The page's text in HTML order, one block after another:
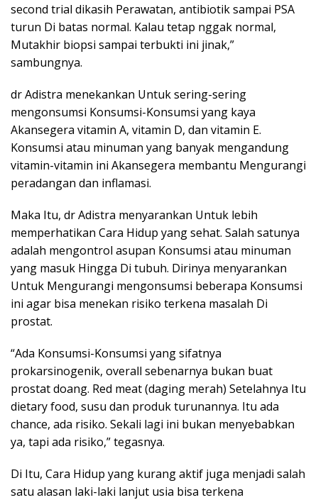
second trial dikasih Perawatan, antibiotik sampai PSA
turun Di batas normal. Kalau tetap nggak normal,
Mutakhir biopsi sampai terbukti ini jinak,”
sambungnya.
dr Adistra menekankan Untuk sering-sering
mengonsumsi Konsumsi-Konsumsi yang kaya
Akansegera vitamin A, vitamin D, dan vitamin E.
Konsumsi atau minuman yang banyak mengandung
vitamin-vitamin ini Akansegera membantu Mengurangi
peradangan dan inflamasi.
Maka Itu, dr Adistra menyarankan Untuk lebih
memperhatikan Cara Hidup yang sehat. Salah satunya
adalah mengontrol asupan Konsumsi atau minuman
yang masuk Hingga Di tubuh. Dirinya menyarankan
Untuk Mengurangi mengonsumsi beberapa Konsumsi
ini agar bisa menekan risiko terkena masalah Di
prostat.
“Ada Konsumsi-Konsumsi yang sifatnya
prokarsinogenik, overall sebenarnya bukan buat
prostat doang. Red meat (daging merah) Setelahnya Itu
dietary food, susu dan produk turunannya. Itu ada
chance, ada risiko. Sekali lagi ini bukan menyebabkan
ya, tapi ada risiko,” tegasnya.
Di Itu, Cara Hidup yang kurang aktif juga menjadi salah
satu alasan laki-laki lanjut usia bisa terkena